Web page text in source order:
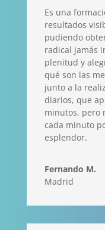
Es una
resultados
pudiendo
radical jamás
plenitud y
qué son las
junto a la
diarios, que
minutos, pero
cada minuto
esplendor.
Fernando M.
Madrid